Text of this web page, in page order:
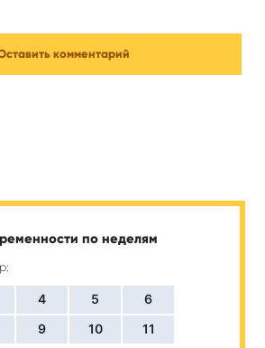
по неделям
4 5
6
9 10
11